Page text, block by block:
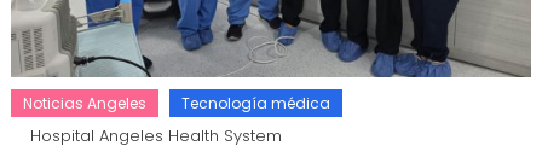
Noticias Angeles Tecnología médica
Hospital Angeles Health System